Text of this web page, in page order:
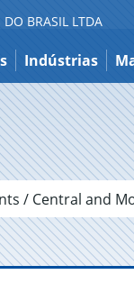
DO BRASIL LTDA
Indústrias
/ Central and